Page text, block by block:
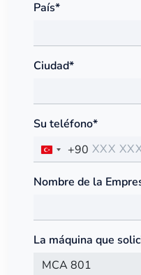
País*
Ciudad*
Su teléfono*
+90
Nombre de la
La máquina que